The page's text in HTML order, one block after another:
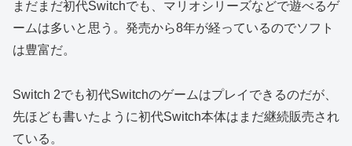
まだまだ初代Switchでも、マリオシリーズなどで遊べるゲ
ームは多いと思う。発売から8年が経っているのでソフト
は豊富だ。
Switch 2でも初代Switchのゲームはプレイできるのだが、
先ほども書いたように初代Switch本体はまだ継続販売され
ている。